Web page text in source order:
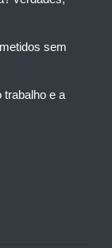
sem
trabalho e a